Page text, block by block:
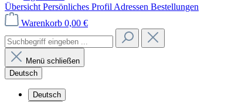
Übersicht Persönliches Profil Adressen Bestellungen
Warenkorb 0,00 €
Menü schließen
Deutsch
Deutsch